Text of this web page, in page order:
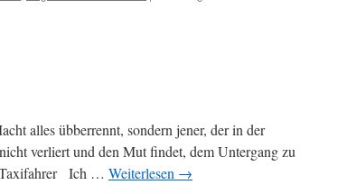
alles übberrennt, sondern jener, der in der
verliert und den Mut findet, dem Untergang zu
Taxifahrer Ich … Weiterlesen →